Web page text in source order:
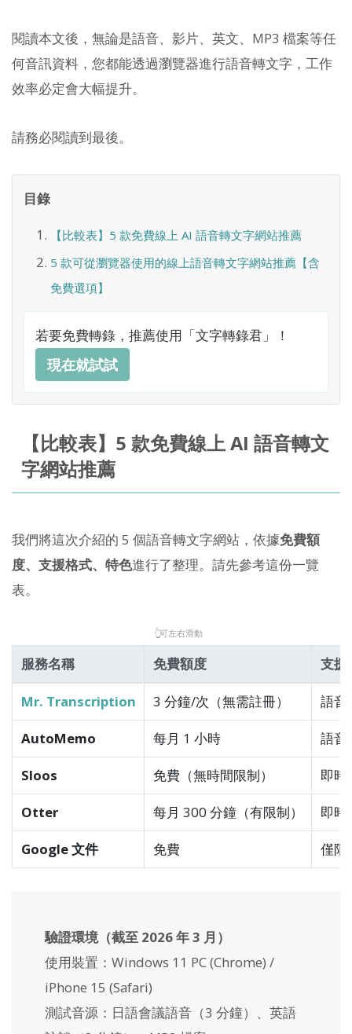
閱讀本文後，無論是語音、影片、英文、MP3 檔案等任
何音訊資料，您都能透過瀏覽器進行語音轉文字，工作
效率必定會大幅提升。
請務必閱讀到最後。
目錄
【比較表】5 款免費線上 AI 語音轉文字網站推薦
5 款可從瀏覽器使用的線上語音轉文字網站推薦【含
免費選項】
若要免費轉錄，推薦使用「文字轉錄君」！
現在就試試
【比較表】5 款免費線上 AI 語音轉文
字網站推薦
我們將這次介紹的 5 個語音轉文字網站，依據免費額
度、支援格式、特色進行了整理。請先參考這份一覽
表。
👆
可左右滑動
服務名稱 免費額度 支援
Mr. Transcription 3 分鐘/次（無需註冊） 語音
AutoMemo 每月 1 小時 語音
Sloos 免費（無時間限制） 即時
Otter 每月 300 分鐘（有限制） 即時
Google 文件 免費 僅限
驗證環境（截至 2026 年 3 月）
使用裝置：Windows 11 PC (Chrome) /
iPhone 15 (Safari)
測試音源：日語會議語音（3 分鐘）、英語